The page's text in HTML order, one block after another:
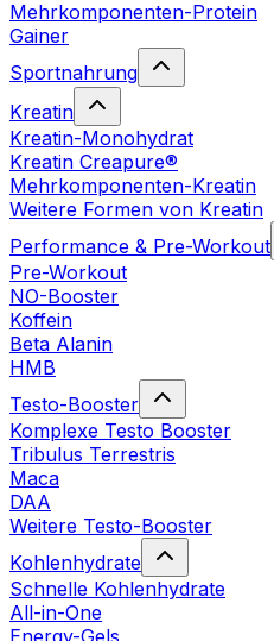
Mehrkomponenten-Protein
Gainer
Sportnahrung
Kreatin
Kreatin-Monohydrat
Kreatin Creapure®
Mehrkomponenten-Kreatin
Weitere Formen von Kreatin
Performance & Pre-Workout
Pre-Workout
NO-Booster
Koffein
Beta Alanin
HMB
Testo-Booster
Komplexe Testo Booster
Tribulus Terrestris
Maca
DAA
Weitere Testo-Booster
Kohlenhydrate
Schnelle Kohlenhydrate
All-in-One